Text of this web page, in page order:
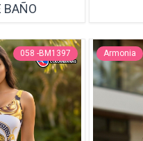
BAÑO
058 -BM1397 Armonia